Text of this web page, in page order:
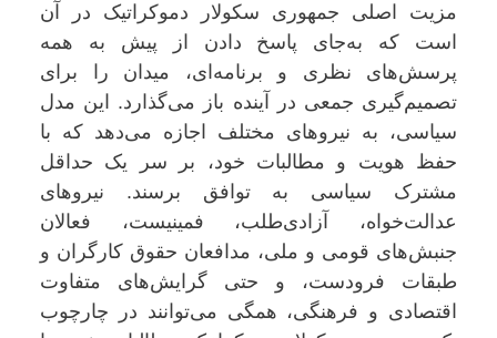
مزیت اصلی جمهوری سکولار دموکراتیک در آن
است که به‌جای پاسخ دادن از پیش به همه
پرسش‌های نظری و برنامه‌ای، میدان را برای
تصمیم‌گیری جمعی در آینده باز می‌گذارد. این مدل
سیاسی، به نیروهای مختلف اجازه می‌دهد که با
حفظ هویت و مطالبات خود، بر سر یک حداقل
مشترک سیاسی به توافق برسند. نیروهای
عدالت‌خواه، آزادی‌طلب، فمینیست، فعالان
جنبش‌های قومی و ملی، مدافعان حقوق کارگران و
طبقات فرودست، و حتی گرایش‌های متفاوت
اقتصادی و فرهنگی، همگی می‌توانند در چارچوب